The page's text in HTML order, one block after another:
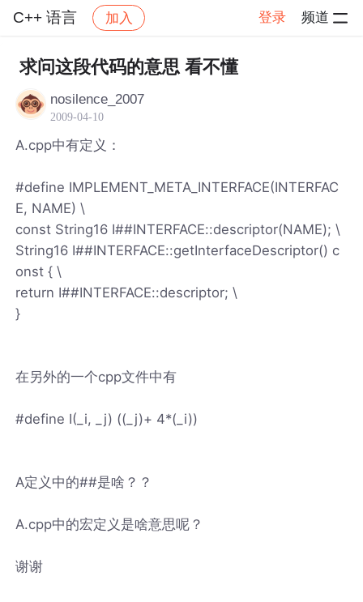
C++ 语言 加入 登录 频道
社区 C++ 语言 帖子详情
求问这段代码的意思 看不懂
nosilence_2007
2009-04-10
A.cpp中有定义：
#define IMPLEMENT_META_INTERFACE(INTERFAC
E, NAME) \
const String16 I##INTERFACE::descriptor(NAME); \
String16 I##INTERFACE::getInterfaceDescriptor() c
onst { \
return I##INTERFACE::descriptor; \
}
在另外的一个cpp文件中有
#define I(_i, _j) ((_j)+ 4*(_i))
A定义中的##是啥？？
A.cpp中的宏定义是啥意思呢？
谢谢